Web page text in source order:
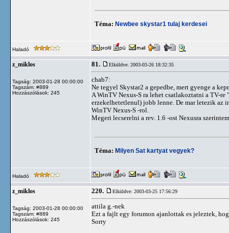
Téma: Newbee skystar1 tulaj kerdesei
Haladó
z_miklos
Tagság: 2003-01-28 00:00:00
Tagszám: #889
Hozzászólások: 245
81. Elküldve: 2003-03-26 18:32:35
chab7:
Ne tegyel Skystar2 a gepedbe, mert gyenge a
A WinTV Nexus-S ra lehet csatlakoztatni a TV-
erzekelhetetlenul) jobb lenne. De mar letezik az
WinTV Nexus-S -rol.
Megeri lecserelni a rev. 1.6 -ost Nexusra
Téma: Milyen Sat kartyat vegyek?
Haladó
z_miklos
Tagság: 2003-01-28 00:00:00
Tagszám: #889
Hozzászólások: 245
220. Elküldve: 2003-03-25 17:56:29
attila g.-nek
Ezt a fajlt egy forumon ajanlottak es jeleztek,
Sorry